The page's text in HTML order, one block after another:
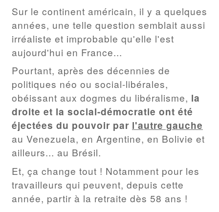
Sur le continent américain, il y a quelques
années, une telle question semblait aussi
irréaliste et improbable qu'elle l'est
aujourd'hui en France...
Pourtant, après des décennies de
politiques néo ou social-libérales,
obéissant aux dogmes du libéralisme, la
droite et la social-démocratie ont été
éjectées du pouvoir par l'autre gauche
au Venezuela, en Argentine, en Bolivie et
ailleurs... au Brésil.
Et, ça change tout ! Notamment pour les
travailleurs qui peuvent, depuis cette
année, partir à la retraite dès 58 ans !